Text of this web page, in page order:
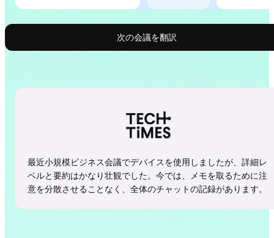
次の会議を翻訳
最近小規模ビジネス会議でデバイスを使用しましたが、詳細レ
ベルと要約はかなり壮観でした。今では、メモを取るために注
意を分散させることなく、全体のチャットの記録があります。